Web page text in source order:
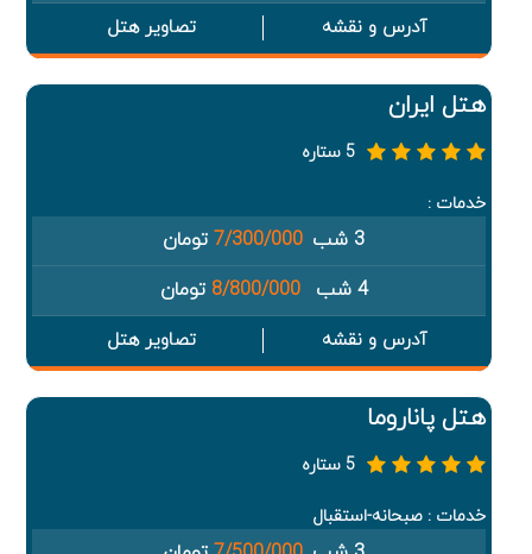
آدرس و نقشه تصاویر هتل
هتل ایران
5 ستاره
خدمات :
3 شب 7/300/000 تومان
4 شب
8/800/000 تومان
آدرس و نقشه تصاویر هتل
هتل پاناروما
5 ستاره
خدمات : صبحانه-استقبال